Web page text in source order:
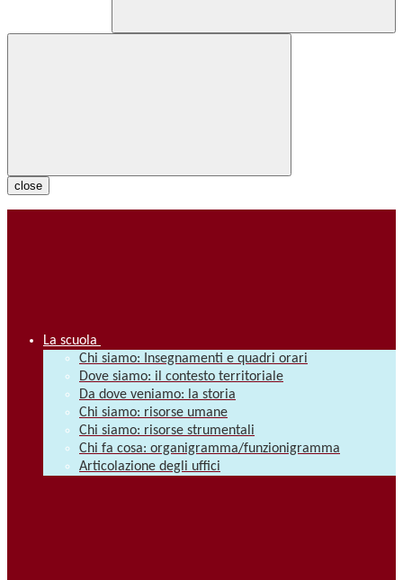
close
La scuola
Chi siamo: Insegnamenti e quadri orari
Dove siamo: il contesto territoriale
Da dove veniamo: la storia
Chi siamo: risorse umane
Chi siamo: risorse strumentali
Chi fa cosa: organigramma/funzionigramma
Articolazione degli uffici